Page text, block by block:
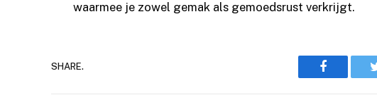
waarmee je zowel gemak als gemoedsrust verkrijgt.
SHARE. Facebook